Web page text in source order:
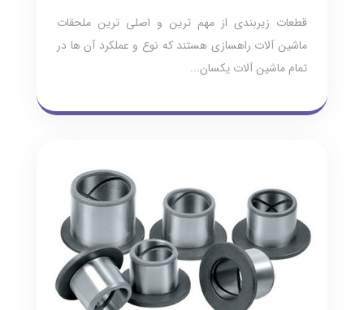
قطعات زیربندی از مهم ترین و اصلی ترین ملحقات
ماشین آلات راهسازی هستند که نوع و عملکرد آن ها در
تمام ماشین آلات یکسان...